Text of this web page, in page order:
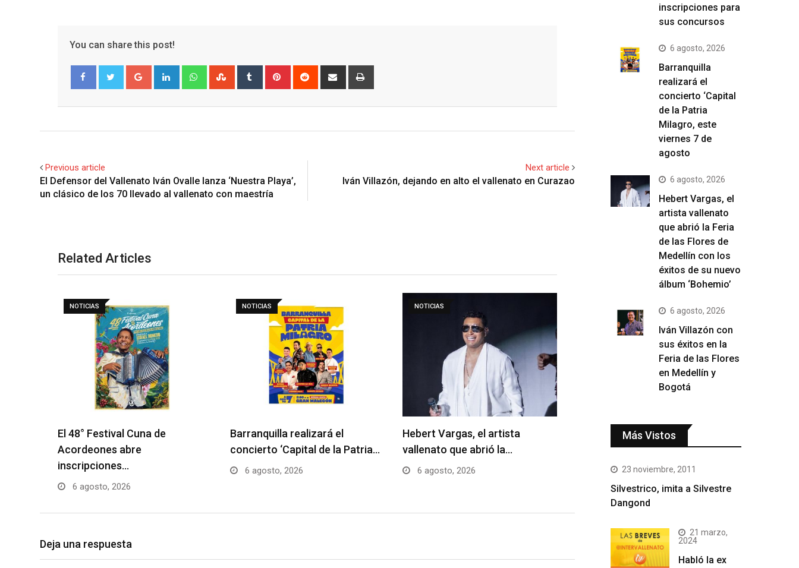
You can share this post!
Google+ LinkedIn WhatsappStumbleUpon
Tumblr Pinterest Reddit
Share
Previous article
El Defensor del Vallenato Iván Ovalle lanza ‘Nuestra Playa’,
un clásico de los 70 llevado al vallenato con maestría
Next article
Iván Villazón, dejando en alto el vallenato en Curazao
Related Articles
NOTICIAS
El 48° Festival Cuna de
Acordeones abre
inscripciones…
6 agosto, 2026
NOTICIAS
Barranquilla realizará el
concierto ‘Capital de la Patria…
6 agosto, 2026
NOTICIAS
Hebert Vargas, el artista
vallenato que abrió la…
6 agosto, 2026
Deja una respuesta
inscripciones para
sus concursos
6 agosto, 2026
Barranquilla
realizará el
concierto ‘Capital
de la Patria
Milagro, este
viernes 7 de
agosto
6 agosto, 2026
Hebert Vargas, el
artista vallenato
que abrió la Feria
de las Flores de
Medellín con los
éxitos de su nuevo
álbum ‘Bohemio’
6 agosto, 2026
Iván Villazón con
sus éxitos en la
Feria de las Flores
en Medellín y
Bogotá
Más Vistos
23 noviembre, 2011
Silvestrico, imita a Silvestre
Dangond
21 marzo,
2024
Habló la ex